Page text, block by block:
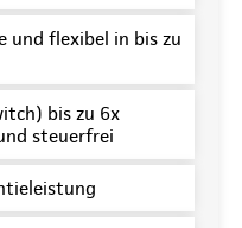
und flexibel in bis zu
bis zu 6x
steuerfrei